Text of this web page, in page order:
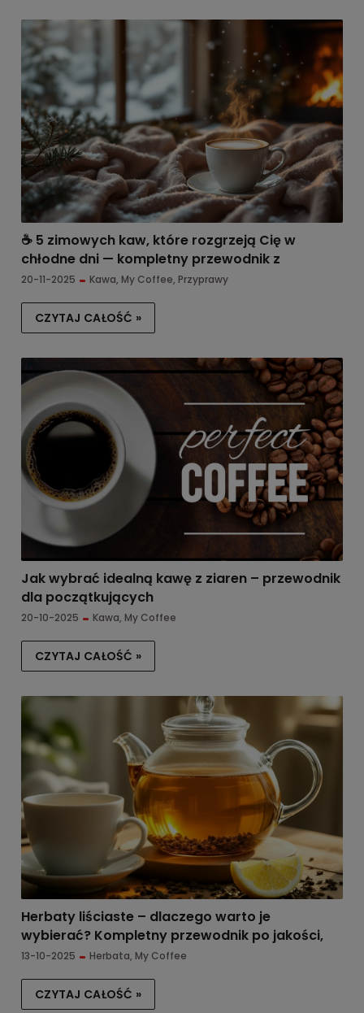
☕ 5 zimowych kaw, które rozgrzeją Cię w
chłodne dni — kompletny przewodnik z
przepisami, wskazówkami i inspiracjami
20-11-2025 Kawa, My Coffee, Przyprawy
CZYTAJ CAŁOŚĆ »
Jak wybrać idealną kawę z ziaren – przewodnik
dla początkujących
20-10-2025 Kawa, My Coffee
CZYTAJ CAŁOŚĆ »
Herbaty liściaste – dlaczego warto je
wybierać? Kompletny przewodnik po jakości,
smaku i właściwościach
13-10-2025 Herbata, My Coffee
CZYTAJ CAŁOŚĆ »